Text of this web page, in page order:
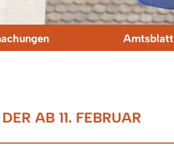
Amtsblatt
AB 11. FEBRUAR